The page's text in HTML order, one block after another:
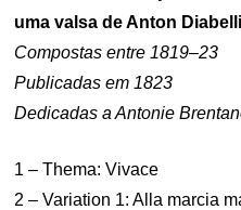
uma valsa de Anton
Compostas entre 1819–23
Publicadas em 1823
Dedicadas a Antonie
1 – Thema: Vivace
2 – Variation 1: Alla marcia